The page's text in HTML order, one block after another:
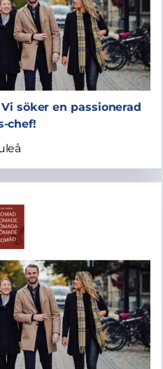
söker en passionerad
chef!